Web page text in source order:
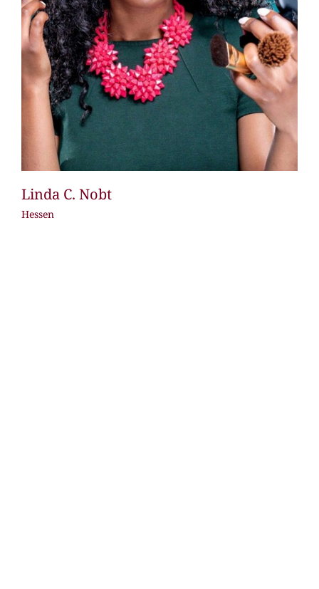
Linda C. Nobt
Hessen